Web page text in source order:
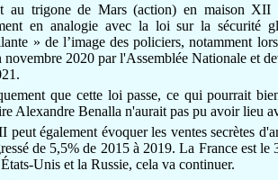
au trigone de Mars (action) en maison XII
en analogie avec la loi sur la sécurité
» de l’image des policiers, notamment
novembre 2020 par l'Assemblée Nationale et
que cette loi passe, ce qui pourrait
Alexandre Benalla n'aurait pas pu avoir lieu
également évoquer les ventes secrètes
de 5,5% de 2015 à 2019. La France est le
Unis et la Russie, cela va continuer.